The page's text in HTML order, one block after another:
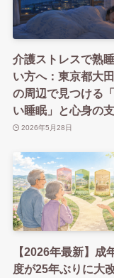
介護ストレスで熟
い方へ：東京都大
の周辺で見つける
い睡眠」と心身の
2026年5月28日
【2026年最新】成
度が25年ぶりに大